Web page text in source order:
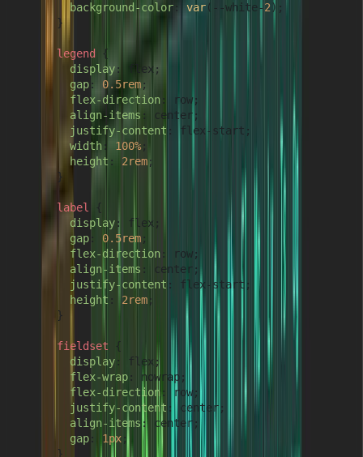
background-color
var(--white-2);
      }
legend
{
display: flex;
gap: 0.5rem;
flex-direction : row;
align-items : center;
justify-content : flex-start;
width: 100% ;
height : 2rem;
      }
label {
display: flex;
gap : 0.5rem ;
flex-direction : row;
align-items : center;
justify-content : flex-start;
height : 2rem ;
      }
fieldset {
display : flex;
flex-wrap : nowrap;
flex-direction : row;
justify-content : center;
align-items: center;
gap: 1px ;
      }